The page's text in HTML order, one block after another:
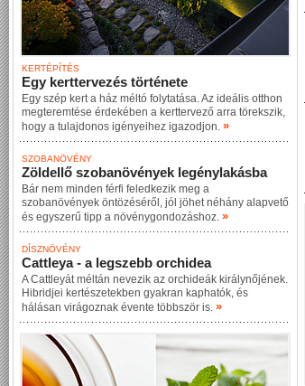
KERTÉPÍTÉS
Egy kerttervezés története
Egy szép kert a ház méltó folytatása. Az ideális otthon
megteremtése érdekében a kerttervező arra törekszik,
hogy a tulajdonos igényeihez igazodjon. »
SZOBANÖVÉNY
Zöldellő szobanövények legénylakásba
Bár nem minden férfi feledkezik meg a
szobanövények öntözéséről, jól jöhet néhány alapvető
és egyszerű tipp a növénygondozáshoz. »
DÍSZNÖVÉNY
Cattleya - a legszebb orchidea
A Cattleyát méltán nevezik az orchideák királynőjének.
Hibridjei kertészetekben gyakran kaphatók, és
hálásan virágoznak évente többször is. »